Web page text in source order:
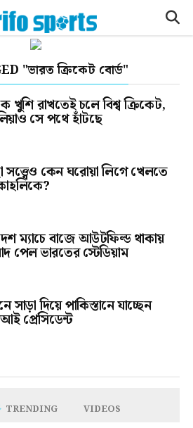
"ভারত ক্রিকেট বোর্ড"
খুশি রাখতেই চলে বিশ্ব ক্রিকেট,
সে পথে হাঁটছে
সত্ত্বেও কেন ঘরোয়া লিগে খেলতে
ম্যাচে বাজে আউটফিল্ড থাকায়
পেল ভারতের স্টেডিয়াম
সাড়া দিয়ে পাকিস্তানে যাচ্ছেন
প্রেসিডেন্ট
TRENDING VIDEOS